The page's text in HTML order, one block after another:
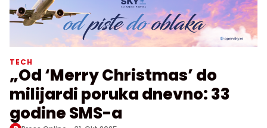
TECH
„Od ‘Merry Christmas’ do
milijardi poruka dnevno: 33
godine SMS-a